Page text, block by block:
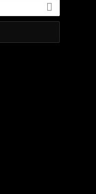
